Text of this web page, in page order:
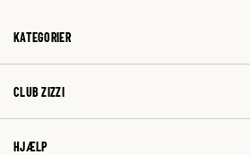
KATEGORIER
CLUB ZIZZI
HJÆLP